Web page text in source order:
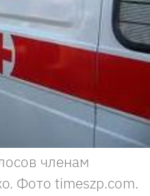
членам
Фото timeszp.com.